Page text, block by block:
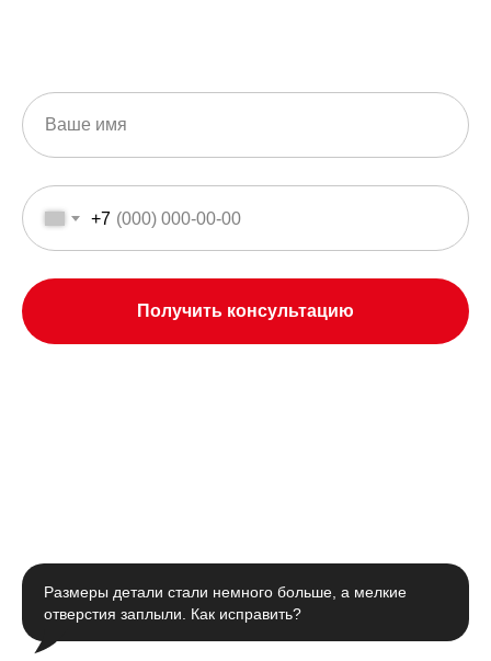
+7
Получить консультацию
Размеры детали стали немного больше, а мелкие
отверстия заплыли. Как исправить?